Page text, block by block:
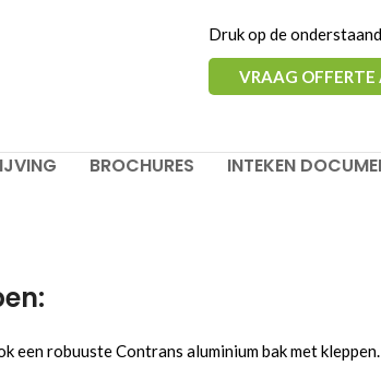
Druk op de
VRAAG OFFERTE
2 delige zijborden
BROCHURES INTEKEN
een robuuste Contrans aluminium bak met kleppen.